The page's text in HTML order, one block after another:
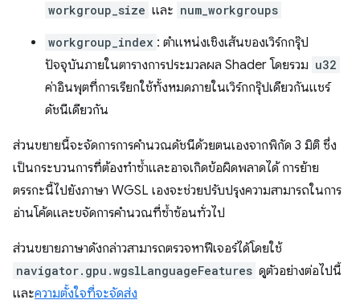
workgroup_size และ num_workgroups
workgroup_index : ตำแหน่งเชิงเส้นของเวิร์กกรุ๊ป
ปัจจุบันภายในตารางการประมวลผล Shader โดยรวม u32
ค่าอินพุตที่การเรียกใช้ทั้งหมดภายในเวิร์กกรุ๊ปเดียวกันแชร์
ดัชนีเดียวกัน
ส่วนขยายนี้จะจัดการการคำนวณดัชนีด้วยตนเองจากพิกัด 3 มิติ ซึ่ง
เป็นกระบวนการที่ต้องทำซ้ำและอาจเกิดข้อผิดพลาดได้ การย้าย
ตรรกะนี้ไปยังภาษา WGSL เองจะช่วยปรับปรุงความสามารถในการ
อ่านโค้ดและขจัดการคำนวณที่ซ้ำซ้อนทั่วไป
ส่วนขยายภาษาดังกล่าวสามารถตรวจหาฟีเจอร์ได้โดยใช้
navigator.gpu.wgslLanguageFeatures ดูตัวอย่างต่อไปนี้
และความตั้งใจที่จะจัดส่ง